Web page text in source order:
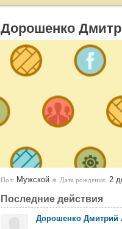
Дорошенко
Пол: Мужской Дата рождения: 2
Последние действия
Дорошенко Дмитрий